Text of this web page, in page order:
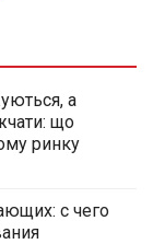
а
що
ринку
с чего